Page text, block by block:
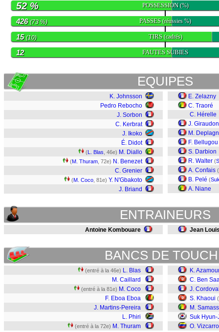
POSSESSION(%)
52 %
PASSES(réussies %)
426(73 %)
TIRS(cadrés)
15(10)
FAUTES SUBIES
12
EQUIPES
K. Johnsson
Pedro Rebocho
J. Sorbon
C. Kerbrat
J. Ikoko
É. Didot
(L. Blas , 46e) M. Diallo
(M. Thuram , 72e) N. Benezet
C. Grenier
(M. Coco , 81e) Y. N'Gbakoto
J. Briand
E. Zelazny
C. Traoré
C. Hérelle
J. Giraudon
M.
F. Bellugou
S. Darbion
R. Walter (
A. Confais (
B. Pelé (
A. Niane
ENTRAINEURS
Antoine Kombouare Jean
BANCS DE
(entré à la 46e) L. Blas
M. Caillard
(entré à la 81e) M. Coco
F. Eboa Eboa
J. Martins-Pereira
L. Phiri
(entré à la 72e) M. Thuram
K.
C. Ben
J.
S. Khaoui
M.
Suk Hyun-
O.